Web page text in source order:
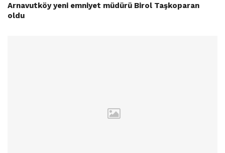
Arnavutköy yeni emniyet müdürü Birol Taşkoparan
oldu